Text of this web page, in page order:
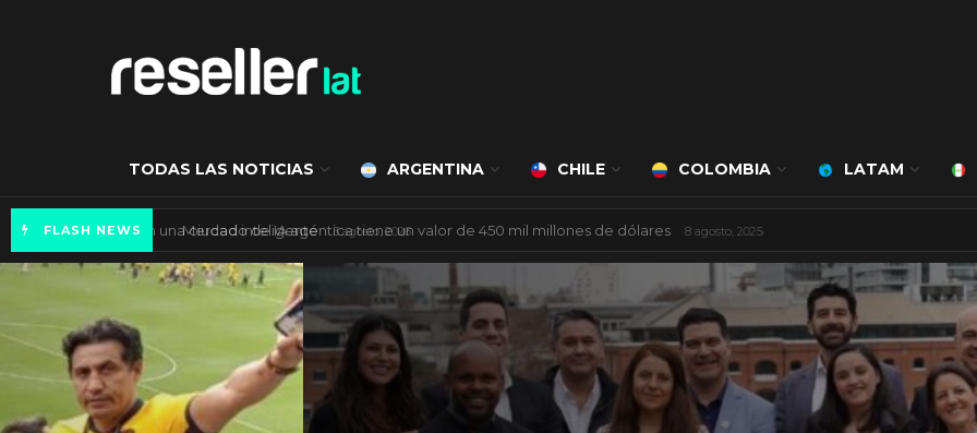
TODAS LAS NOTICIAS ARGENTINA CHILE COLOMBIA LATAM
FLASH NEWS Axis Communications y Guatemala crean una ciudad inteligente 3 agosto, 2026